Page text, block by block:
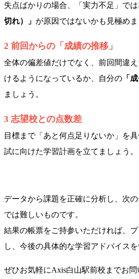
失点ばかりの場合、「実力不足」では
切れ）」 が原因ではないかも見極めま
2 前回からの「成績の推移」
全体の偏差値だけでなく、前回間違
けるようになっているか、自分の 「
ましょう。
3 志望校との点数差
目標まで「あと何点足りないか」を
試に向けた学習計画を立てましょう。
データから課題を正確に分析し、次
では難しいものです。
結果の帳票をご持参いただければ、
し、今後の具体的な学習アドバイスを
ぜひお気軽にAxis白山駅前校までお問